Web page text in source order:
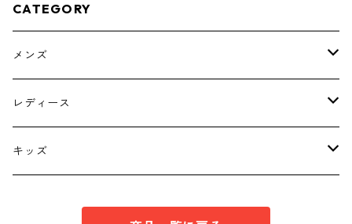
CATEGORY
メンズ
トップス
ボトムス
レディース
トップス
キッズ